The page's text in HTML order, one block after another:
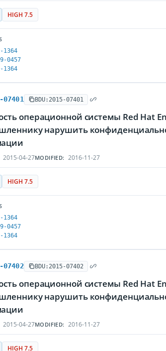
HIGH 7.5
1364
0457
1364
07401 BDU:2015-07401
операционной системы Red Hat
нарушить
2015-04-27MODIFIED: 2016-11-27
HIGH 7.5
1364
0457
1364
07402 BDU:2015-07402
операционной системы Red Hat
нарушить
2015-04-27MODIFIED: 2016-11-27
HIGH 7.5